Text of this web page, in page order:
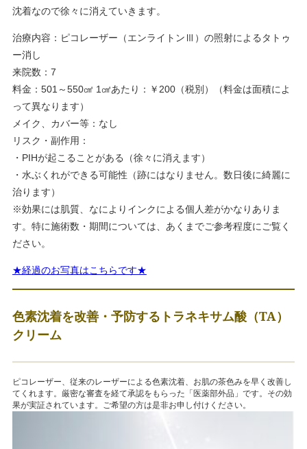
沈着なので徐々に消えていきます。
治療内容：ピコレーザー（エンライトンⅢ）の照射によるタトゥ
ー消し
来院数：7
料金：501～550㎠ 1㎠あたり：￥200（税別）（料金は面積によ
って異なります）
メイク、カバー等：なし
リスク・副作用：
・PIHが起こることがある（徐々に消えます）
・水ぶくれができる可能性（跡にはなりません。数日後に綺麗に
治ります）
※効果には肌質、なによりインクによる個人差がかなりありま
す。特に施術数・期間については、あくまでご参考程度にご覧く
ださい。
★経過のお写真はこちらです★
色素沈着を改善・予防するトラネキサム酸（TA）
クリーム
ピコレーザー、従来のレーザーによる色素沈着、お肌の茶色みを早く改善し
てくれます。厳密な審査を経て承認をもらった「医薬部外品」です。その効
果が実証されています。ご希望の方は是非お申し付けください。